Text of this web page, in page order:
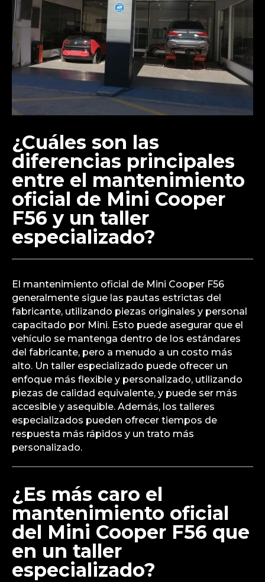
¿Cuáles son las
diferencias principales
entre el mantenimiento
oficial de Mini Cooper
F56 y un taller
especializado?
El mantenimiento oficial de Mini Cooper F56
generalmente sigue las pautas estrictas del
fabricante, utilizando piezas originales y personal
capacitado por Mini. Esto puede asegurar que el
vehículo se mantenga dentro de los estándares
del fabricante, pero a menudo a un costo más
alto. Un taller especializado puede ofrecer un
enfoque más flexible y personalizado, utilizando
piezas de calidad equivalente, y puede ser más
accesible y asequible. Además, los talleres
especializados pueden ofrecer tiempos de
respuesta más rápidos y un trato más
personalizado.
¿Es más caro el
mantenimiento oficial
del Mini Cooper F56 que
en un taller
especializado?